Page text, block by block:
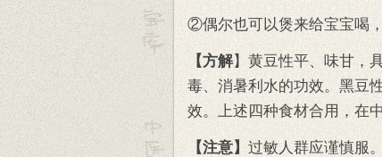
②偶尔也可以煲来给宝宝喝
【方解】黄豆性平、味甘，
毒、消暑利水的功效。黑豆
效。上述四种食材合用，在
【注意】 过敏人群应谨慎服。